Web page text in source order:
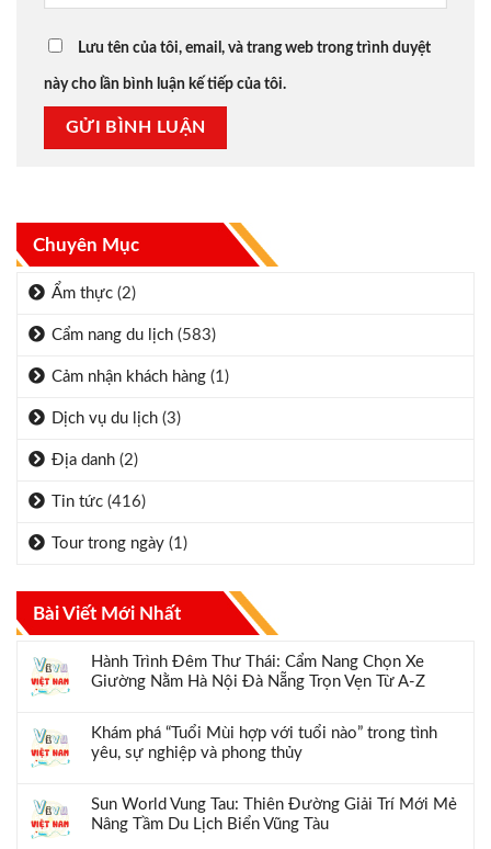
Chuyên Mục
Ẩm thực (2)
Cẩm nang du lịch (583)
Cảm nhận khách hàng (1)
Dịch vụ du lịch (3)
Địa danh (2)
Tin tức (416)
Tour trong ngày (1)
Bài Viết Mới Nhất
Hành Trình Đêm Thư Thái: Cẩm Nang Chọn Xe
Giường Nằm Hà Nội Đà Nẵng Trọn Vẹn Từ A-Z
Khám phá “Tuổi Mùi hợp với tuổi nào” trong tình
yêu, sự nghiệp và phong thủy
Sun World Vung Tau: Thiên Đường Giải Trí Mới Mẻ
Nâng Tầm Du Lịch Biển Vũng Tàu
Lưu tên của tôi, email, và trang web trong trình duyệt
này cho lần bình luận kế tiếp của tôi.